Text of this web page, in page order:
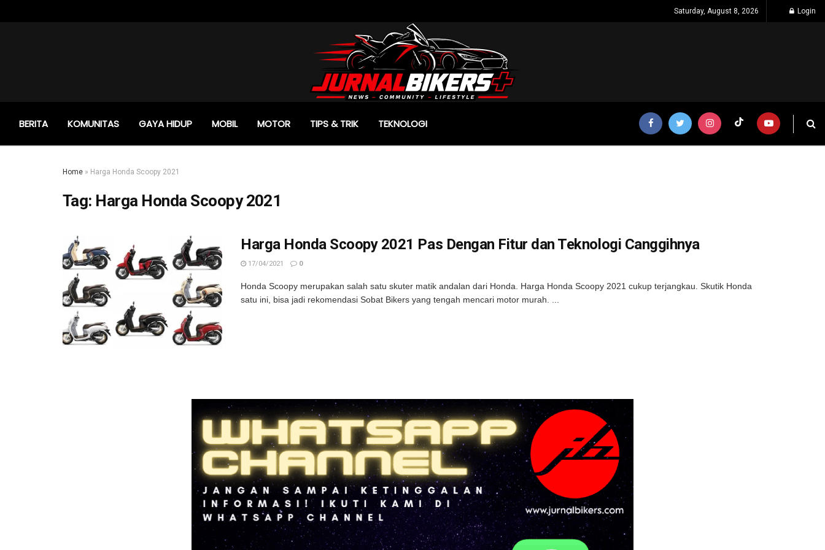
Saturday, August 8, 2026 Login
BERITA KOMUNITAS GAYA HIDUP MOBIL MOTOR TIPS & TRIK TEKNOLOGI
Home » Harga Honda Scoopy 2021
Tag: Harga Honda Scoopy 2021
Harga Honda Scoopy 2021 Pas Dengan Fitur dan Teknologi Canggihnya
17/04/2021 0
Honda Scoopy merupakan salah satu skuter matik andalan dari Honda. Harga Honda Scoopy 2021 cukup terjangkau. Skutik Honda
satu ini, bisa jadi rekomendasi Sobat Bikers yang tengah mencari motor murah. ...